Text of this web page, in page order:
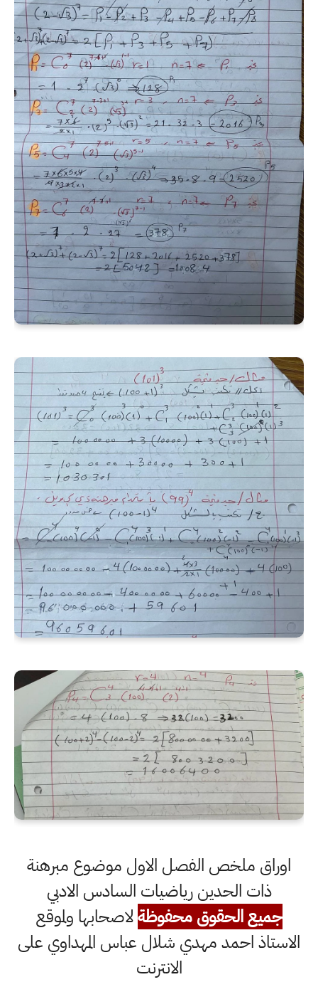
اوراق ملخص الفصل الاول موضوع مبرهنة
ذات الحدين رياضيات السادس الادبي
جميع الحقوق محفوظةلاصحابها ولموقع
الاستاذ احمد مهدي شلال عباس المهداوي على
الانترنت